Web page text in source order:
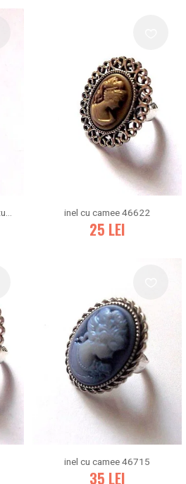
inel cu camee 46622
25 LEI
inel cu camee 46715
35 LEI